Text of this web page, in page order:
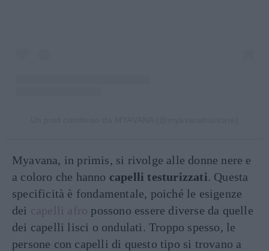
Myavana, in primis, si rivolge alle donne nere e
a coloro che hanno capelli testurizzati. Questa
specificità è fondamentale, poiché le esigenze
dei capelli afro possono essere diverse da quelle
dei capelli lisci o ondulati. Troppo spesso, le
persone con capelli di questo tipo si trovano a